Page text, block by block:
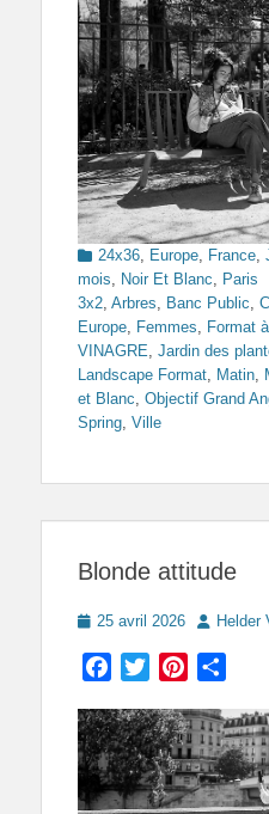
Categories
24x36, Europe, France,
mois, Noir Et Blanc, Paris
3x2, Arbres, Banc Public,
Europe, Femmes, Format
VINAGRE, Jardin des
Landscape Format, Matin,
et Blanc, Objectif Grand
Spring, Ville
Blonde attitude
Posted
25 avril 2026 AuthorHelder
Facebook
TwitterPinterest